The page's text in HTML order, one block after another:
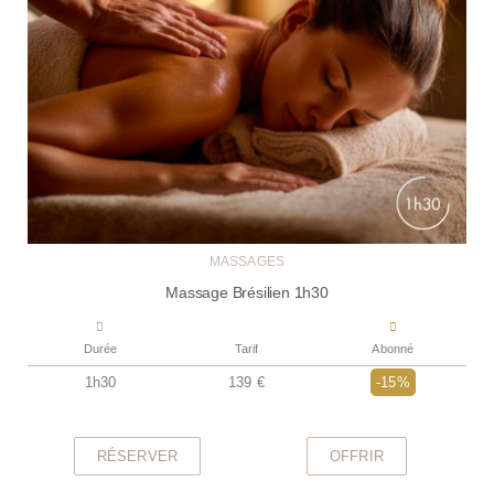
MASSAGES
Massage Brésilien 1h30
Durée Tarif Abonné
1h30 139 € -15%
RÉSERVER OFFRIR